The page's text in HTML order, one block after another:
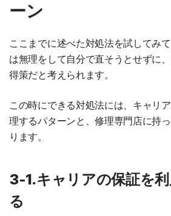
ーン
ここまでに述べた対処法を試してみ
は無理をして自分で直そうとせずに
得策だと考えられます。
この時にできる対処法には、キャリ
理するパターンと、修理専門店に持
ります。
3-1.キャリアの保証を
る